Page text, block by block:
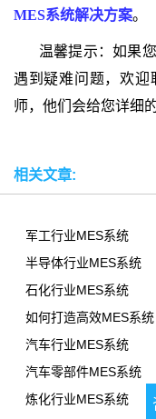
MES系统解决方案。
温馨提示：如果
遇到疑难问题，欢迎
师，他们会给您详细
相关文章:
军工行业MES系统
半导体行业MES系统
石化行业MES系统
如何打造高效MES系统
汽车行业MES系统
汽车零部件MES系统
炼化行业MES系统